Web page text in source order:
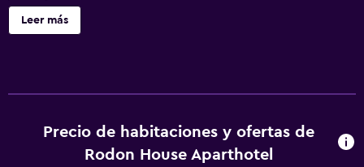
y tiene habitaciones con aire acondicionado, wifi gratis y
baño privado. El bar es ideal para tomar algo. En el hotel,
cuentan con nevera. Rodon House Aparthotel ofrece
desayuno buffet o continental. Puerto de Tasos está a 36
Leer más
Precio de habitaciones y ofertas de
Rodon House Aparthotel